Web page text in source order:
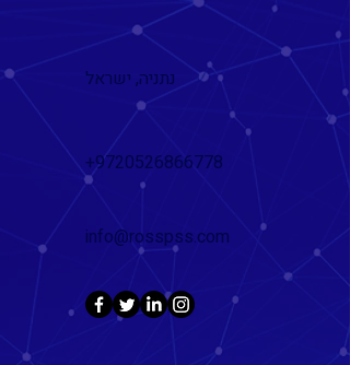
נתניה, ישראל
+9720526866778
info@rosspss.com